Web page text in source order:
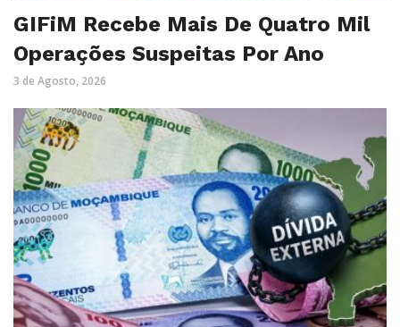
GIFiM Recebe Mais De Quatro Mil
Operações Suspeitas Por Ano
3 de Agosto, 2026